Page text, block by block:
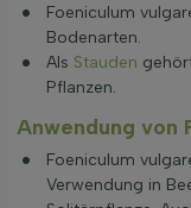
Foeniculum
Bodenarten.
Als Stauden
Pflanzen.
Anwendung von
Foeniculum
Verwendung in